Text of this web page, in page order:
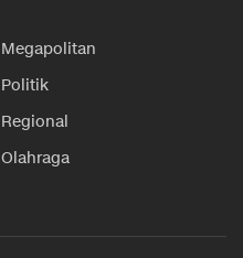
Megapolitan
Politik
Regional
Olahraga